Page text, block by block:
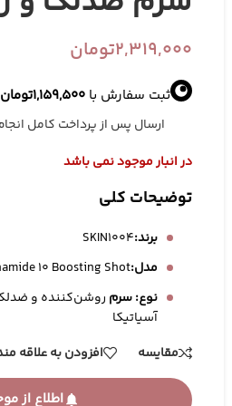
رژ گونه
پرایمر
تثبیت کننده آرایش
2,319,000تومان
ثبت سفارش با 1,159,500تومان
ارسال پس از پرداخت کامل
در انبار موجود نمی باشد
توضیحات کلی
برند:SKIN1004
مدل:10 Boosting Shot
نوع: سرم روشن‌کننده و ضدلک
آسیاتیکا
مقایسه
افزودن به علاقه
اطلاع از